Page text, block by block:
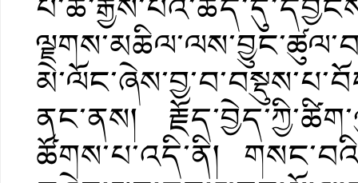
ནང་ནས།
ཚོགས་པ་འདི་ནི།